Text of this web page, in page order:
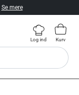
Se mere
Log ind Kurv